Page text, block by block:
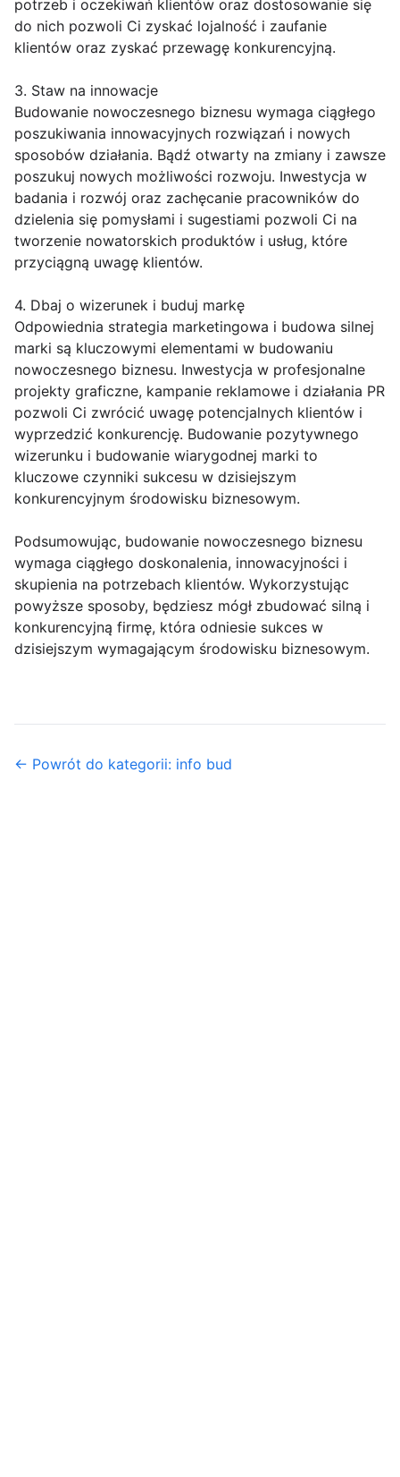
potrzeb i oczekiwań klientów oraz dostosowanie się
do nich pozwoli Ci zyskać lojalność i zaufanie
klientów oraz zyskać przewagę konkurencyjną.
3. Staw na innowacje
Budowanie nowoczesnego biznesu wymaga ciągłego
poszukiwania innowacyjnych rozwiązań i nowych
sposobów działania. Bądź otwarty na zmiany i zawsze
poszukuj nowych możliwości rozwoju. Inwestycja w
badania i rozwój oraz zachęcanie pracowników do
dzielenia się pomysłami i sugestiami pozwoli Ci na
tworzenie nowatorskich produktów i usług, które
przyciągną uwagę klientów.
4. Dbaj o wizerunek i buduj markę
Odpowiednia strategia marketingowa i budowa silnej
marki są kluczowymi elementami w budowaniu
nowoczesnego biznesu. Inwestycja w profesjonalne
projekty graficzne, kampanie reklamowe i działania PR
pozwoli Ci zwrócić uwagę potencjalnych klientów i
wyprzedzić konkurencję. Budowanie pozytywnego
wizerunku i budowanie wiarygodnej marki to
kluczowe czynniki sukcesu w dzisiejszym
konkurencyjnym środowisku biznesowym.
Podsumowując, budowanie nowoczesnego biznesu
wymaga ciągłego doskonalenia, innowacyjności i
skupienia na potrzebach klientów. Wykorzystując
powyższe sposoby, będziesz mógł zbudować silną i
konkurencyjną firmę, która odniesie sukces w
dzisiejszym wymagającym środowisku biznesowym.
← Powrót do kategorii: info bud